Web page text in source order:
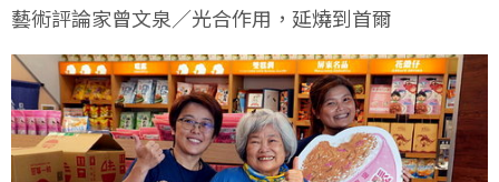
藝術評論家曾文泉／光合作用，延燒到首爾